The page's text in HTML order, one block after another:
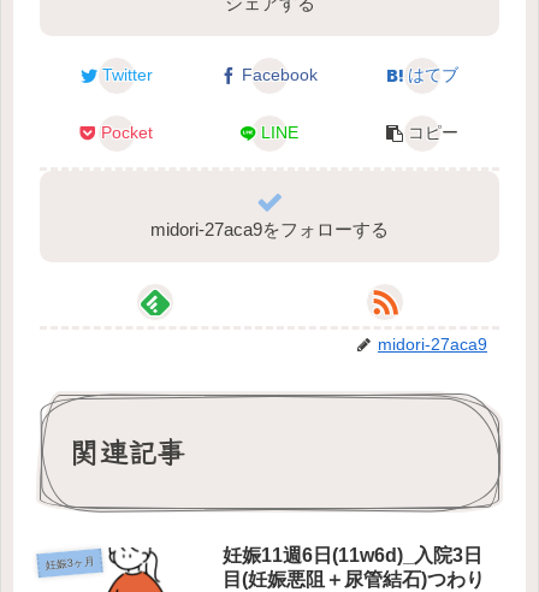
Twitter Facebook はてブ
Pocket LINE コピー
midori-27aca9をフォローする
midori-27aca9
関連記事
妊娠3ヶ月
妊娠11週6日(11w6d)_入院3日
目(妊娠悪阻＋尿管結石)つわり